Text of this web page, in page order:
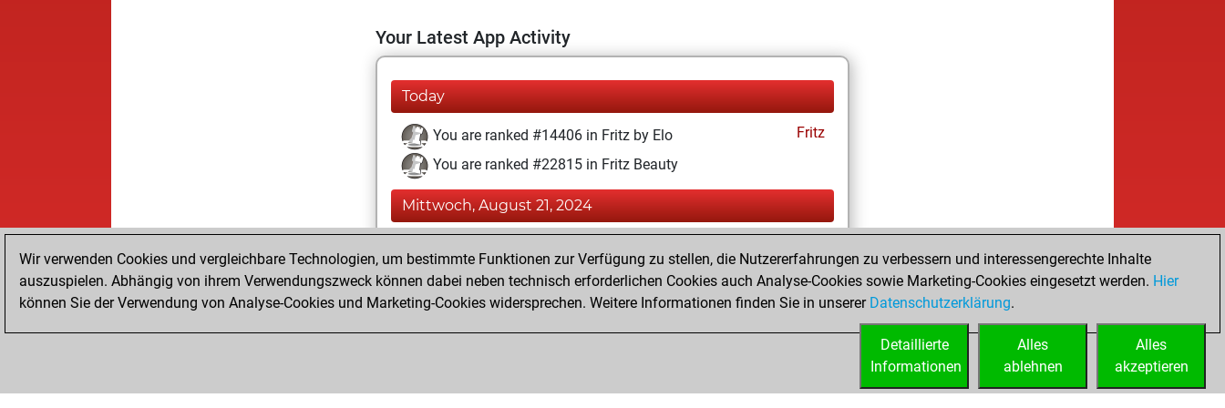
Your Latest App Activity
Today
You are ranked #14406 in Fritz by Elo
Fritz
You are ranked #22815 in Fritz Beauty
Mittwoch, August 21, 2024
You achieved a new Elo of 1589
You created your Fritz account
Wir verwenden Cookies und vergleichbare Technologien, um bestimmte Funktionen zur Verfügung zu stellen, die Nutzererfahrungen zu verbessern und interessengerechte Inhalte
auszuspielen. Abhängig von ihrem Verwendungszweck können dabei neben technisch erforderlichen Cookies auch Analyse-Cookies sowie Marketing-Cookies eingesetzt werden. Hier
können Sie der Verwendung von Analyse-Cookies und Marketing-Cookies widersprechen. Weitere Informationen finden Sie in unserer Datenschutzerklärung.
Alles
akzeptieren
Alles
ablehnen
Detaillierte
Informationen